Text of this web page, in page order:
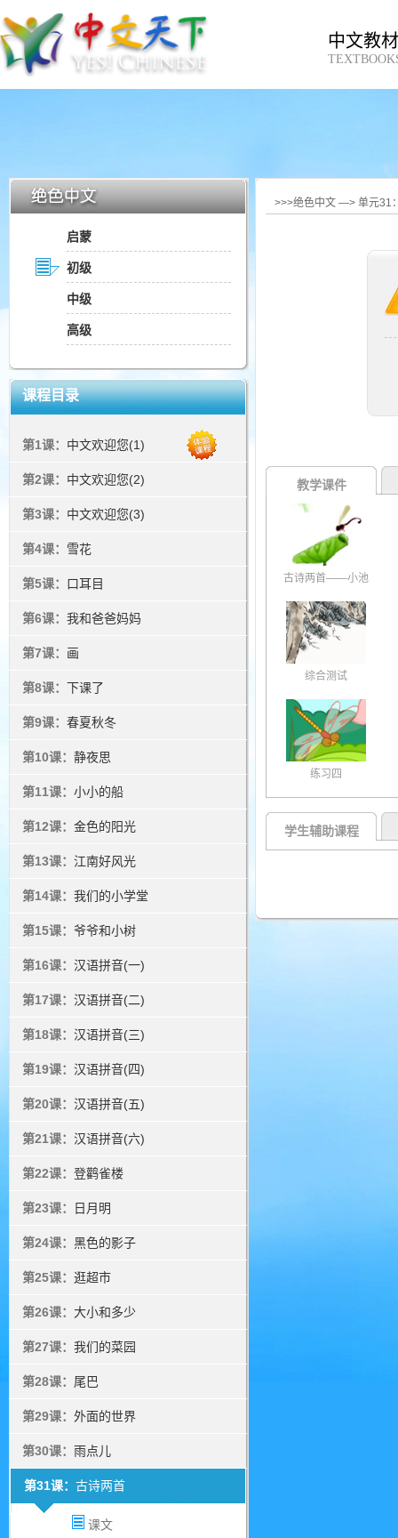
中文教
启蒙
初级
中级
高级
课程目录
第1课： 中文欢迎您(1)
第2课： 中文欢迎您(2)
第3课： 中文欢迎您(3)
第4课： 雪花
第5课： 口耳目
第6课： 我和爸爸妈妈
第7课： 画
第8课： 下课了
第9课： 春夏秋冬
第10课： 静夜思
第11课： 小小的船
第12课： 金色的阳光
第13课： 江南好风光
第14课： 我们的小学堂
第15课： 爷爷和小树
第16课： 汉语拼音(一)
第17课： 汉语拼音(二)
第18课： 汉语拼音(三)
第19课： 汉语拼音(四)
第20课： 汉语拼音(五)
第21课： 汉语拼音(六)
第22课： 登鹳雀楼
第23课： 日月明
第24课： 黑色的影子
第25课： 逛超市
第26课： 大小和多少
第27课： 我们的菜园
第28课： 尾巴
第29课： 外面的世界
第30课： 雨点儿
第31课： 古诗两首
课文
>>>绝色中文 —> 单元31
教学课件
古诗两首——小池
综合测试
练习四
学生辅助课程